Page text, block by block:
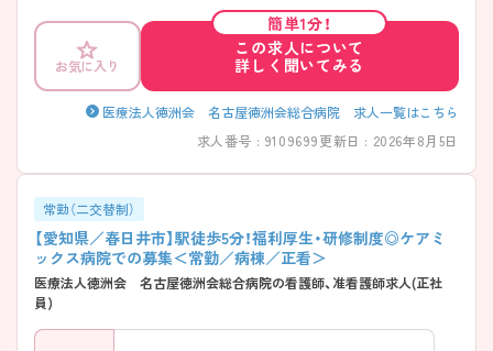
環境となっています。また、ローテーション研修やクリニカルラダーを
取り入れ、一人ひとりの成長を大切にした教育体制を整備。寮や24時間
対応の保育施設など福利厚生も充実しており、ライフステージが変わっ
ても長く活躍しやすい環境です。急性期から慢性期まで幅広い経験を積
みながら、スキルアップを目指したい方にもおすすめです！
――――――――――――――― ■ 最先端医療に触れながら成長！
多彩な経験を積むことができます。 ・ICU・HCUを備えた救急医療の中核
病院 ・ハイブリッド手術室など高度医療設備を導入 ・心臓血管外科をは
技術を身につけたい方におすすめです♪
――――――――――――――― ■ 着実に成長できる教育体制♪
――――――――――――――― 経験に合わせて段階的にスキルを習
得できる環境です。 ・入職後はローテーション研修を実施 ・クリニカル
ラダーによる段階的な育成体制 ・認定資格取得支援や院内外研修も充実
→ 経験の浅い方からキャリアアップを目指す方まで学びやすい環境で
す♪ ――――――――――――――― ■ 長く働きやすい福利厚生が魅
お気に入り
簡単1分！
この求人について
詳しく聞いてみる
医療法人徳洲会 名古屋徳洲会総合病院 求人一覧はこちら
求人番号 : 9109699更新日 : 2026年8月5日
常勤（二交替制）
【愛知県／春日井市】駅徒歩5分！福利厚生・研修制度◎ケアミ
ックス病院での募集＜常勤／病棟／正看＞
医療法人徳洲会 名古屋徳洲会総合病院の看護師、准看護師求人(正社
員)